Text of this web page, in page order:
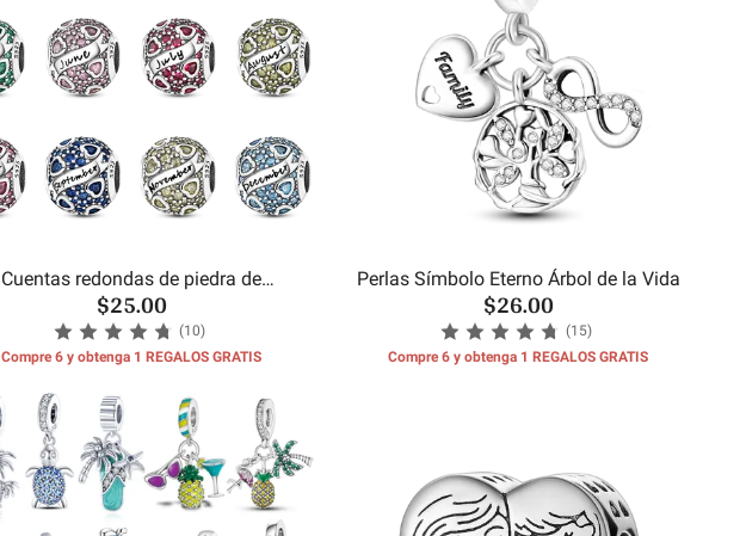
Cuentas redondas de piedra de
cumpleaños del mes
$25.00
(10)
Compre 6 y obtenga 1 REGALOS GRATIS
Perlas Símbolo Eterno Árbol de la Vida
$26.00
(15)
Compre 6 y obtenga 1 REGALOS GRATIS